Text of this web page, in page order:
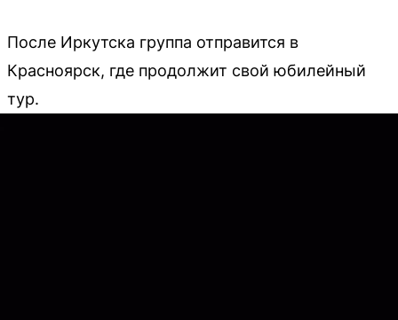
После Иркутска группа отправится в
Красноярск, где продолжит свой юбилейный
тур.